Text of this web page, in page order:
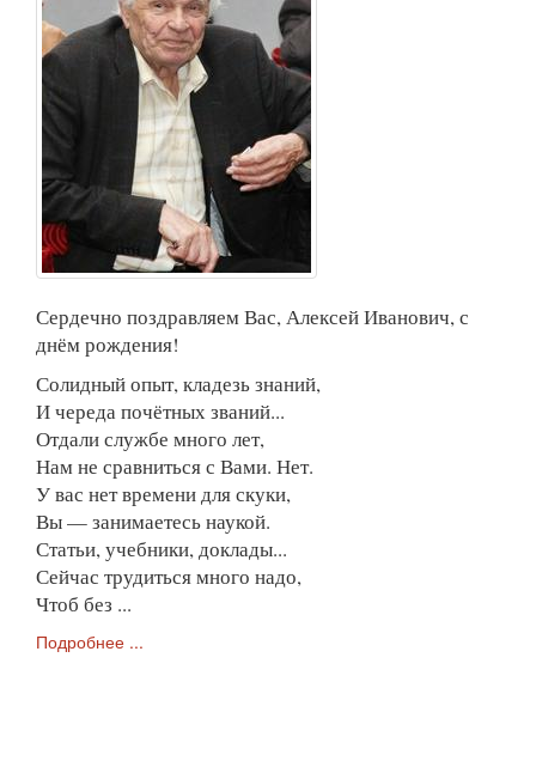
Сердечно поздравляем Вас, Алексей Иванович, с
днём рождения!
Солидный опыт, кладезь знаний,
И череда почётных званий...
Отдали службе много лет,
Нам не сравниться с Вами. Нет.
У вас нет времени для скуки,
Вы — занимаетесь наукой.
Статьи, учебники, доклады...
Сейчас трудиться много надо,
Чтоб без ...
Подробнее ...